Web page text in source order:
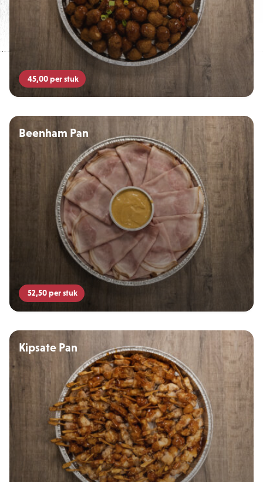
45,00per stuk
Beenham Pan
52,50per stuk
Kipsate Pan